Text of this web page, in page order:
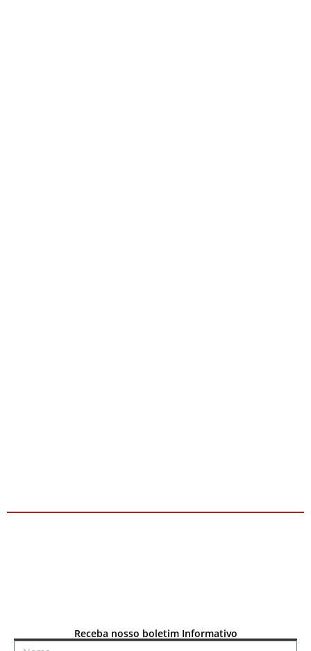
Receba nosso boletim Informativo